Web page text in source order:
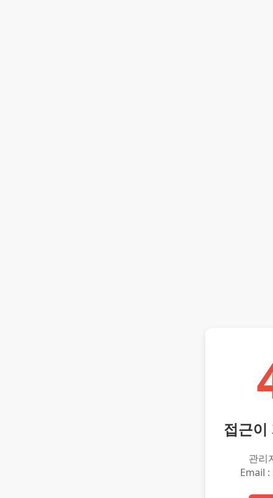
접근이
관리
Email